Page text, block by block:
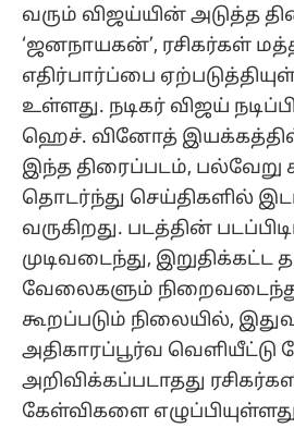
வரும் விஜய்யின் அடுத்த
‘ஜனநாயகன்’, ரசிகர்கள்
எதிர்பார்ப்பை
உள்ளது. நடிகர் விஜய்
ஹெச். வினோத் இயக்கத்தில்
இந்த திரைப்படம்,
தொடர்ந்து செய்திகளில்
வருகிறது. படத்தின்
முடிவடைந்து, இறுதிக்கட்ட
வேலைகளும்
கூறப்படும் நிலையில்,
அதிகாரப்பூர்வ வெளியீட்டு
அறிவிக்கப்படாதது
கேள்விகளை